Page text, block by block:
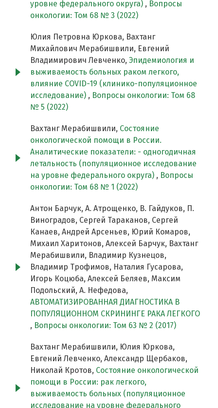
уровне федерального округа) , Вопросы
онкологии: Том 68 № 3 (2022)
Юлия Петровна Юркова, Вахтанг
Михайлович Мерабишвили, Евгений
Владимирович Левченко, Эпидемиология и
выживаемость больных раком легкого,
влияние COVID-19 (клинико-популяционное
исследование) , Вопросы онкологии: Том 68
№ 5 (2022)
Вахтанг Мерабишвили, Состояние
онкологической помощи в России.
Аналитические показатели: - одногодичная
летальность (популяционное исследование
на уровне федерального округа) , Вопросы
онкологии: Том 68 № 1 (2022)
Антон Барчук, А. Атрощенко, В. Гайдуков, П.
Виноградов, Сергей Тараканов, Сергей
Канаев, Андрей Арсеньев, Юрий Комаров,
Михаил Харитонов, Алексей Барчук, Вахтанг
Мерабишвили, Владимир Кузнецов,
Владимир Трофимов, Наталия Гусарова,
Игорь Коцюба, Алексей Беляев, Максим
Подольский, А. Нефедова,
АВТОМАТИЗИРОВАННАЯ ДИАГНОСТИКА В
ПОПУЛЯЦИОННОМ СКРИНИНГЕ РАКА ЛЕГКОГО
, Вопросы онкологии: Том 63 № 2 (2017)
Вахтанг Мерабишвили, Юлия Юркова,
Евгений Левченко, Александр Щербаков,
Николай Кротов, Состояние онкологической
помощи в России: рак легкого,
выживаемость больных (популяционное
исследование на уровне федерального